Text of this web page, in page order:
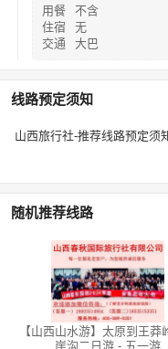
用餐
不含
住宿
无
交通
大巴
线路预定须知
山西旅行社-推荐线路预定须
随机推荐线路
【山西山水游】太原到王莽
崖沟二日游 - 五一游